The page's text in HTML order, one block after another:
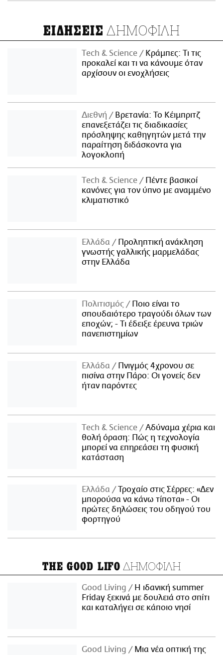
ΕΙΔΗΣΕΙΣ ΔΗΜΟΦΙΛΗ
Τech & Science
Κράμπες: Τι τις
προκαλεί και τι να κάνουμε όταν
αρχίσουν οι ενοχλήσεις
Διεθνή
Βρετανία: Το Κέιμπριτζ
επανεξετάζει τις διαδικασίες
πρόσληψης καθηγητών μετά την
παραίτηση διδάσκοντα για
λογοκλοπή
Τech & Science
Πέντε βασικοί
κανόνες για τον ύπνο με αναμμένο
κλιματιστικό
Ελλάδα
Προληπτική ανάκληση
γνωστής γαλλικής μαρμελάδας
στην Ελλάδα
Πολιτισμός
Ποιο είναι το
σπουδαιότερο τραγούδι όλων των
εποχών; - Τι έδειξε έρευνα τριών
πανεπιστημίων
Ελλάδα
Πνιγμός 4χρονου σε
πισίνα στην Πάρο: Οι γονείς δεν
ήταν παρόντες
Τech & Science
Αδύναμα χέρια και
θολή όραση: Πώς η τεχνολογία
μπορεί να επηρεάσει τη φυσική
κατάσταση
Ελλάδα
Τροχαίο στις Σέρρες: «Δεν
μπορούσα να κάνω τίποτα» - Οι
πρώτες δηλώσεις του οδηγού του
φορτηγού
THE GOOD LIFO ΔΗΜΟΦΙΛΗ
Good Living
Η ιδανική summer
Friday ξεκινά με δουλειά στο σπίτι
και καταλήγει σε κάποιο νησί
Good Living
Μια νέα οπτική της